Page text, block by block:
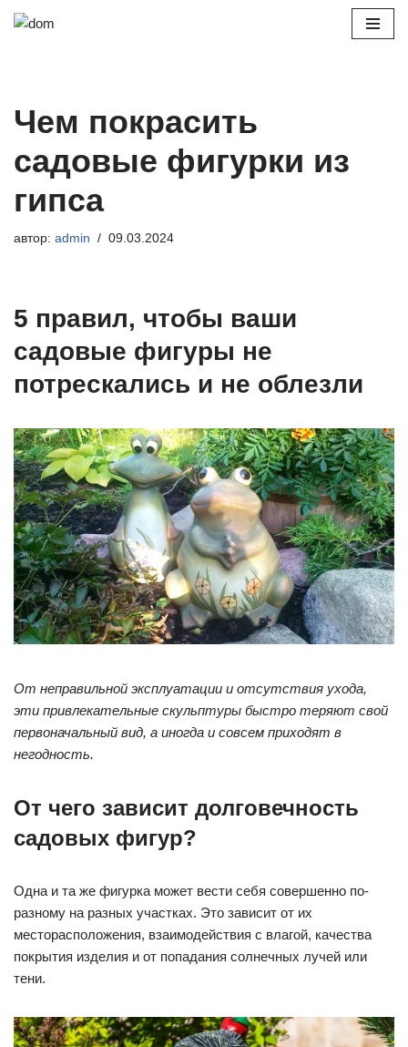
Чем покрасить
садовые фигурки из
гипса
автор: admin 09.03.2024
5 правил, чтобы ваши
садовые фигуры не
потрескались и не облезли
От неправильной эксплуатации и отсутствия ухода,
эти привлекательные скульптуры быстро теряют свой
первоначальный вид, а иногда и совсем приходят в
негодность.
От чего зависит долговечность
садовых фигур?
Одна и та же фигурка может вести себя совершенно по-
разному на разных участках. Это зависит от их
месторасположения, взаимодействия с влагой, качества
покрытия изделия и от попадания солнечных лучей или
тени.